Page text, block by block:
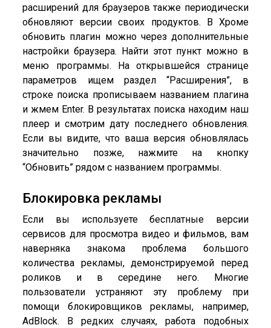
расширений для браузеров также периодически
обновляют версии своих продуктов. В Хроме
обновить плагин можно через дополнительные
настройки браузера. Найти этот пункт можно в
меню программы. На открывшейся странице
параметров ищем раздел “Расширения”, в
строке поиска прописываем названием плагина
и жмем Enter. В результатах поиска находим наш
плеер и смотрим дату последнего обновления.
Если вы видите, что ваша версия обновлялась
значительно позже, нажмите на кнопку
“Обновить” рядом с названием программы.
Блокировка рекламы
Если вы используете бесплатные версии
сервисов для просмотра видео и фильмов, вам
наверняка знакома проблема большого
количества рекламы, демонстрируемой перед
роликов и в середине него. Многие
пользователи устраняют эту проблему при
помощи блокировщиков рекламы, например,
AdBlock. В редких случаях, работа подобных